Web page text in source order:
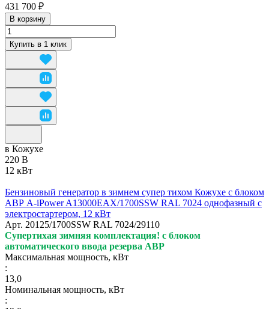
431 700 ₽
В корзину
Купить в 1 клик
в Кожухе
220 В
12 кВт
Бензиновый генератор в зимнем супер тихом Кожухе с блоком
АВР A-iPower A13000EAX/1700SSW RAL 7024 однофазный с
электростартером, 12 кВт
Арт. 20125/1700SSW RAL 7024/29110
Супертихая зимняя комплектация! с блоком
автоматического ввода резерва АВР
Максимальная мощность, кВт
:
13,0
Номинальная мощность, кВт
: